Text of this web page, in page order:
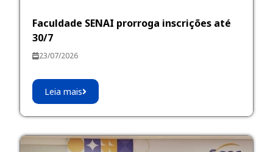
Faculdade SENAI prorroga inscrições até
30/7
23/07/2026
Leia mais